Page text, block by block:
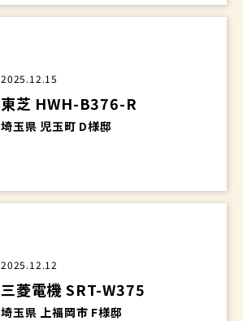
2025.12.15
東芝 HWH-B376-R
埼玉県 児玉町 D様邸
2025.12.12
三菱電機 SRT-W375
埼玉県 上福岡市 F様邸